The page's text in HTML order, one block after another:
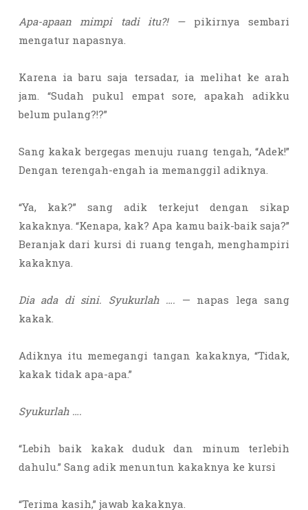
Apa-apaan mimpi tadi itu?! — pikirnya sembari
mengatur napasnya.
Karena ia baru saja tersadar, ia melihat ke arah
jam. “Sudah pukul empat sore, apakah adikku
belum pulang?!?”
Sang kakak bergegas menuju ruang tengah, “Adek!”
Dengan terengah-engah ia memanggil adiknya.
“Ya, kak?” sang adik terkejut dengan sikap
kakaknya. “Kenapa, kak? Apa kamu baik-baik saja?”
Beranjak dari kursi di ruang tengah, menghampiri
kakaknya.
Dia ada di sini. Syukurlah …. — napas lega sang
kakak.
Adiknya itu memegangi tangan kakaknya, “Tidak,
kakak tidak apa-apa.”
Syukurlah ….
“Lebih baik kakak duduk dan minum terlebih
dahulu.” Sang adik menuntun kakaknya ke kursi
“Terima kasih,” jawab kakaknya.